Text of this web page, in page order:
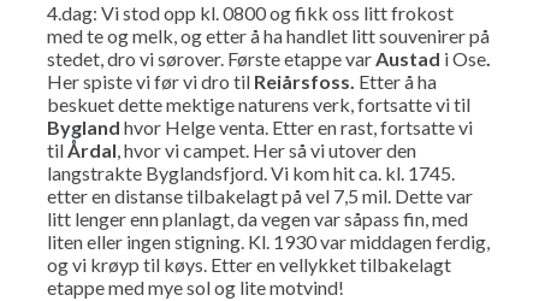
4.dag: Vi stod opp kl. 0800 og fikk oss litt frokost
med te og melk, og etter å ha handlet litt souvenirer på
stedet, dro vi sørover. Første etappe varAustad i Ose.
Her spiste vi før vi dro tilReiårsfoss. Etter å ha
beskuet dette mektige naturens verk, fortsatte vi til
Bygland hvor Helge venta. Etter en rast, fortsatte vi
tilÅrdal, hvor vi campet. Her så vi utover den
langstrakte Byglandsfjord. Vi kom hit ca. kl. 1745.
etter en distanse tilbakelagt på vel 7,5 mil. Dette var
litt lenger enn planlagt, da vegen var såpass fin, med
liten eller ingen stigning. Kl. 1930 var middagen ferdig,
og vi krøyp til køys. Etter en vellykket tilbakelagt
etappe med mye sol og lite motvind!